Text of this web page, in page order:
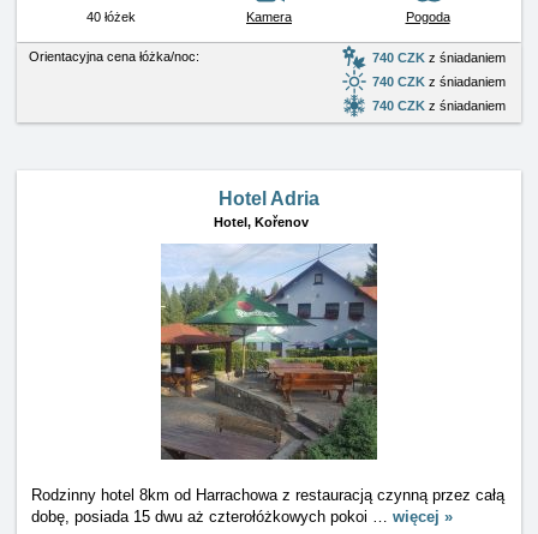
40 łóżek Kamera Pogoda
Orientacyjna cena łóżka/noc: 740 CZK z śniadaniem
740 CZK z śniadaniem
740 CZK z śniadaniem
Hotel Adria
Hotel, Kořenov
Rodzinny hotel 8km od Harrachowa z restauracją czynną przez całą
dobę, posiada 15 dwu aż czterołóżkowych pokoi … więcej »